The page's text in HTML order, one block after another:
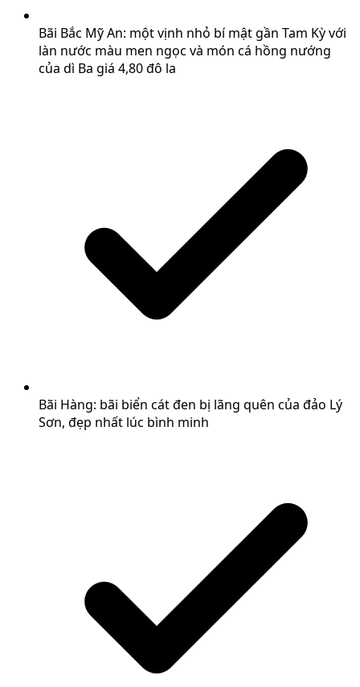
Bãi Bắc Mỹ An: một vịnh nhỏ bí mật gần Tam Kỳ với
làn nước màu men ngọc và món cá hồng nướng
của dì Ba giá 4,80 đô la
Bãi Hàng: bãi biển cát đen bị lãng quên của đảo Lý
Sơn, đẹp nhất lúc bình minh